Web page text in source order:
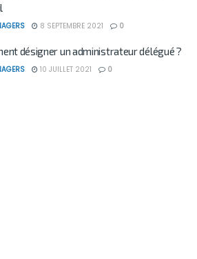
8 SEPTEMBRE 2021 0
désigner un administrateur délégué ?
10 JUILLET 2021 0